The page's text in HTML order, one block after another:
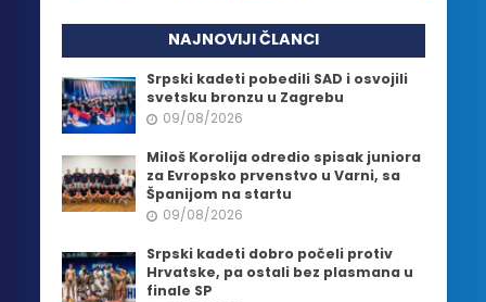
NAJNOVIJI ČLANCI
Srpski kadeti pobedili SAD i osvojili
svetsku bronzu u Zagrebu
09/08/2026
Miloš Korolija odredio spisak juniora
za Evropsko prvenstvo u Varni, sa
Španijom na startu
09/08/2026
Srpski kadeti dobro počeli protiv
Hrvatske, pa ostali bez plasmana u
finale SP